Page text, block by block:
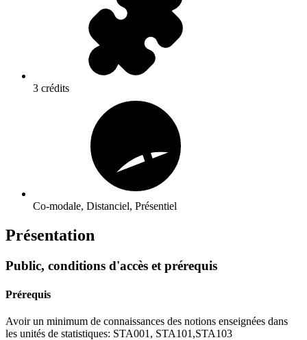
3 crédits
Co-modale, Distanciel, Présentiel
Présentation
Public, conditions d'accès et prérequis
Prérequis
Avoir un minimum de connaissances des notions enseignées dans
les unités de statistiques: STA001, STA101,STA103